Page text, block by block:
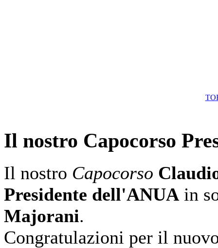
Il nostro Capocorso
Il nostro Capocorso
Presidente dell'ANUA in
Majorani.
Congratulazioni per il